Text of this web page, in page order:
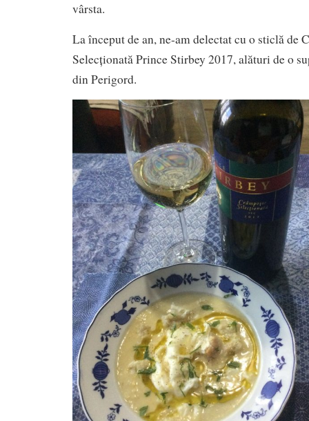
vârsta.
La început de an, ne-am delectat cu o sticlă de
Selecționată Prince Stirbey 2017, alături de o
din Perigord.